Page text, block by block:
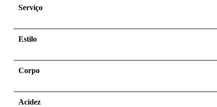
Serviço
Estilo
Corpo
Acidez